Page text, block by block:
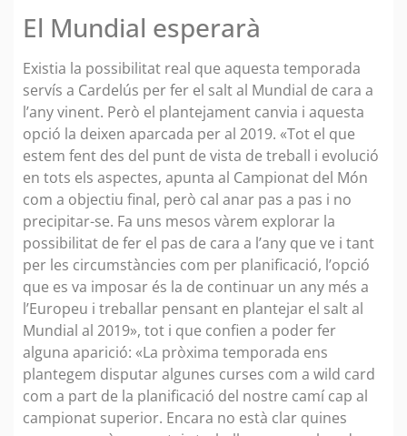
El Mundial esperarà
Existia la possibilitat real que aquesta temporada
servís a Cardelús per fer el salt al Mundial de cara a
l’any vinent. Però el plantejament canvia i aquesta
opció la deixen aparcada per al 2019. «Tot el que
estem fent des del punt de vista de treball i evolució
en tots els aspectes, apunta al Campionat del Món
com a objectiu final, però cal anar pas a pas i no
precipitar-se. Fa uns mesos vàrem explorar la
possibilitat de fer el pas de cara a l’any que ve i tant
per les circumstàncies com per planificació, l’opció
que es va imposar és la de continuar un any més a
l’Europeu i treballar pensant en plantejar el salt al
Mundial al 2019», tot i que confien a poder fer
alguna aparició: «La pròxima temporada ens
plantegem disputar algunes curses com a wild card
com a part de la planificació del nostre camí cap al
campionat superior. Encara no està clar quines